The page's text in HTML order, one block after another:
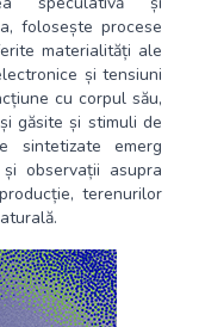
folosește procese
materialități ale
și tensiuni
cu corpul său,
găsite și stimuli de
sintetizate emerg
observații asupra
terenurilor